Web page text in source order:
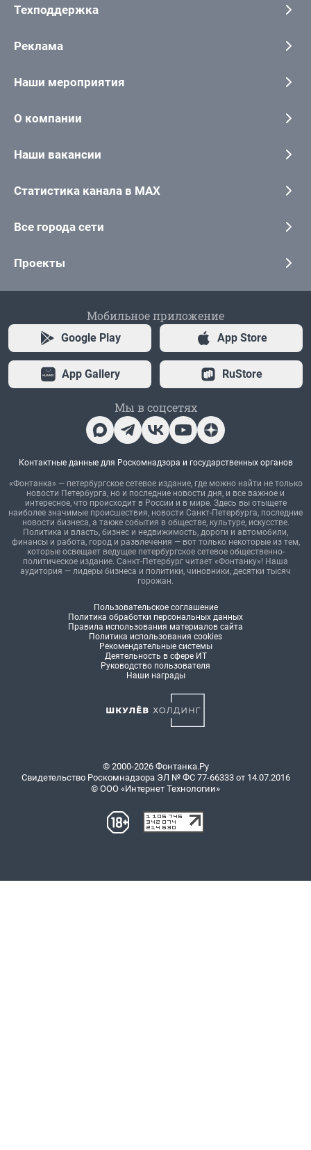
Техподдержка
Реклама
Наши мероприятия
О компании
Наши вакансии
Статистика канала в MAX
Все города сети
Проекты
Мобильное приложение
Google Play App Store
App Gallery RuStore
Мы в соцсетях
Контактные данные для Роскомнадзора и государственных органов
«Фонтанка» — петербургское сетевое издание, где можно найти не только
новости Петербурга, но и последние новости дня, и все важное и
интересное, что происходит в России и в мире. Здесь вы отыщете
наиболее значимые происшествия, новости Санкт-Петербурга, последние
новости бизнеса, а также события в обществе, культуре, искусстве.
Политика и власть, бизнес и недвижимость, дороги и автомобили,
финансы и работа, город и развлечения — вот только некоторые из тем,
которые освещает ведущее петербургское сетевое общественно-
политическое издание. Санкт-Петербург читает «Фонтанку»! Наша
аудитория — лидеры бизнеса и политики, чиновники, десятки тысяч
горожан.
Пользовательское соглашение
Политика обработки персональных данных
Правила использования материалов сайта
Политика использования cookies
Рекомендательные системы
Деятельность в сфере ИТ
Руководство пользователя
Наши награды
© 2000-2026 Фонтанка.Ру
Свидетельство Роскомнадзора ЭЛ № ФС 77-66333 от 14.07.2016
© ООО «Интернет Технологии»